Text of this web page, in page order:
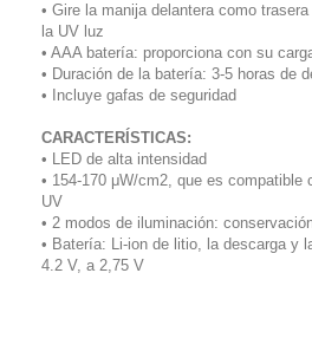
• Gire la manija delantera como
la UV luz
• AAA batería: proporciona con su
• Duración de la batería: 3-5 horas de
• Incluye gafas de seguridad
CARACTERÍSTICAS:
• LED de alta intensidad
• 154-170 μW/cm2, que es compatible
UV
• 2 modos de iluminación:
• Batería: Li-ion de litio, la descarga y
4.2 V, a 2,75 V